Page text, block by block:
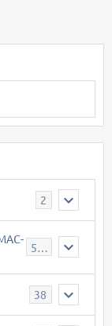
2
543
38